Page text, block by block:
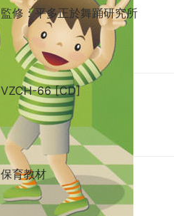
監修 ：平多正於舞踊研究所
VZCH-66 [CD]
保育教材